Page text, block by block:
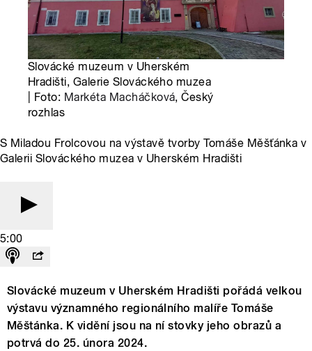
Slovácké muzeum v Uherském
Hradišti, Galerie Slováckého muzea
| Foto: Markéta Macháčková, Český
rozhlas
S Miladou Frolcovou na výstavě tvorby Tomáše Měšťánka v
Galerii Slováckého muzea v Uherském Hradišti
5:00
Slovácké muzeum v Uherském Hradišti pořádá velkou
výstavu významného regionálního malíře Tomáše
Měštánka. K vidění jsou na ní stovky jeho obrazů a
potrvá do 25. února 2024.